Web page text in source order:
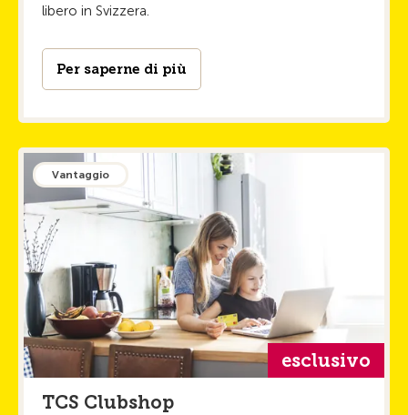
libero in Svizzera.
Per saperne di più
Vantaggio
esclusivo
TCS Clubshop